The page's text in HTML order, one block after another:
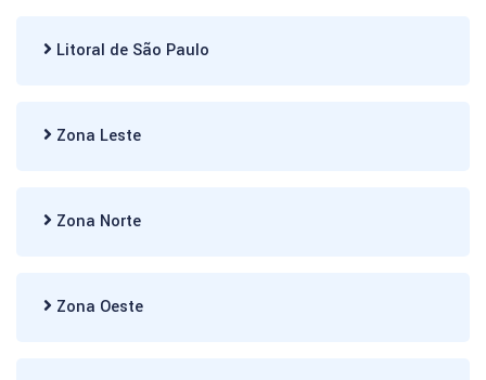
Litoral de São Paulo
Zona Leste
Zona Norte
Zona Oeste